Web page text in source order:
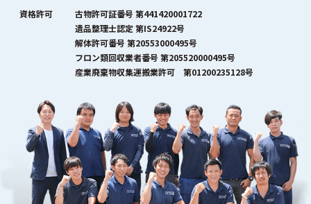
資格許可
古物許可証番号 第441420001722
遺品整理士認定 第IS24922号
解体許可番号 第20553000495号
フロン類回収業者番号 第205520000495号
産業廃棄物収集運搬業許可 第01200235128号